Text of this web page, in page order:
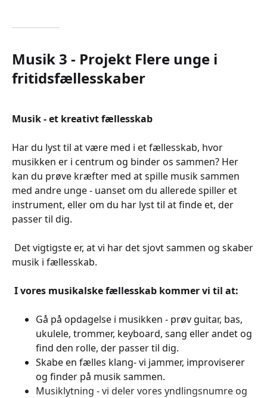
Musik 3 - Projekt Flere unge i
fritidsfællesskaber
Musik - et kreativt fællesskab
Har du lyst til at være med i et fællesskab, hvor
musikken er i centrum og binder os sammen? Her
kan du prøve kræfter med at spille musik sammen
med andre unge - uanset om du allerede spiller et
instrument, eller om du har lyst til at finde et, der
passer til dig.
Det vigtigste er, at vi har det sjovt sammen og skaber
musik i fællesskab.
I vores musikalske fællesskab kommer vi til at:
Gå på opdagelse i musikken - prøv guitar, bas,
ukulele, trommer, keyboard, sang eller andet og
find den rolle, der passer til dig.
Skabe en fælles klang- vi jammer, improviserer
og finder på musik sammen.
Musiklytning - vi deler vores yndlingsnumre og